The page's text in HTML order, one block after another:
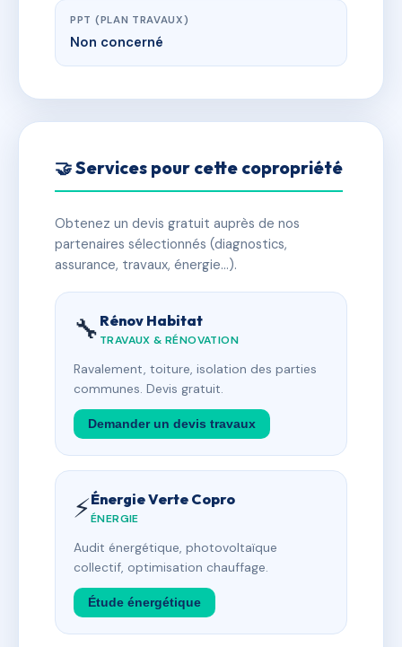
PPT (PLAN TRAVAUX)
Non concerné
🤝 Services pour cette copropriété
Obtenez un devis gratuit auprès de nos
partenaires sélectionnés (diagnostics,
assurance, travaux, énergie…).
🔧 Rénov Habitat
TRAVAUX & RÉNOVATION
Ravalement, toiture, isolation des parties
communes. Devis gratuit.
Demander un devis travaux
⚡Énergie Verte Copro
ÉNERGIE
Audit énergétique, photovoltaïque
collectif, optimisation chauffage.
Étude énergétique